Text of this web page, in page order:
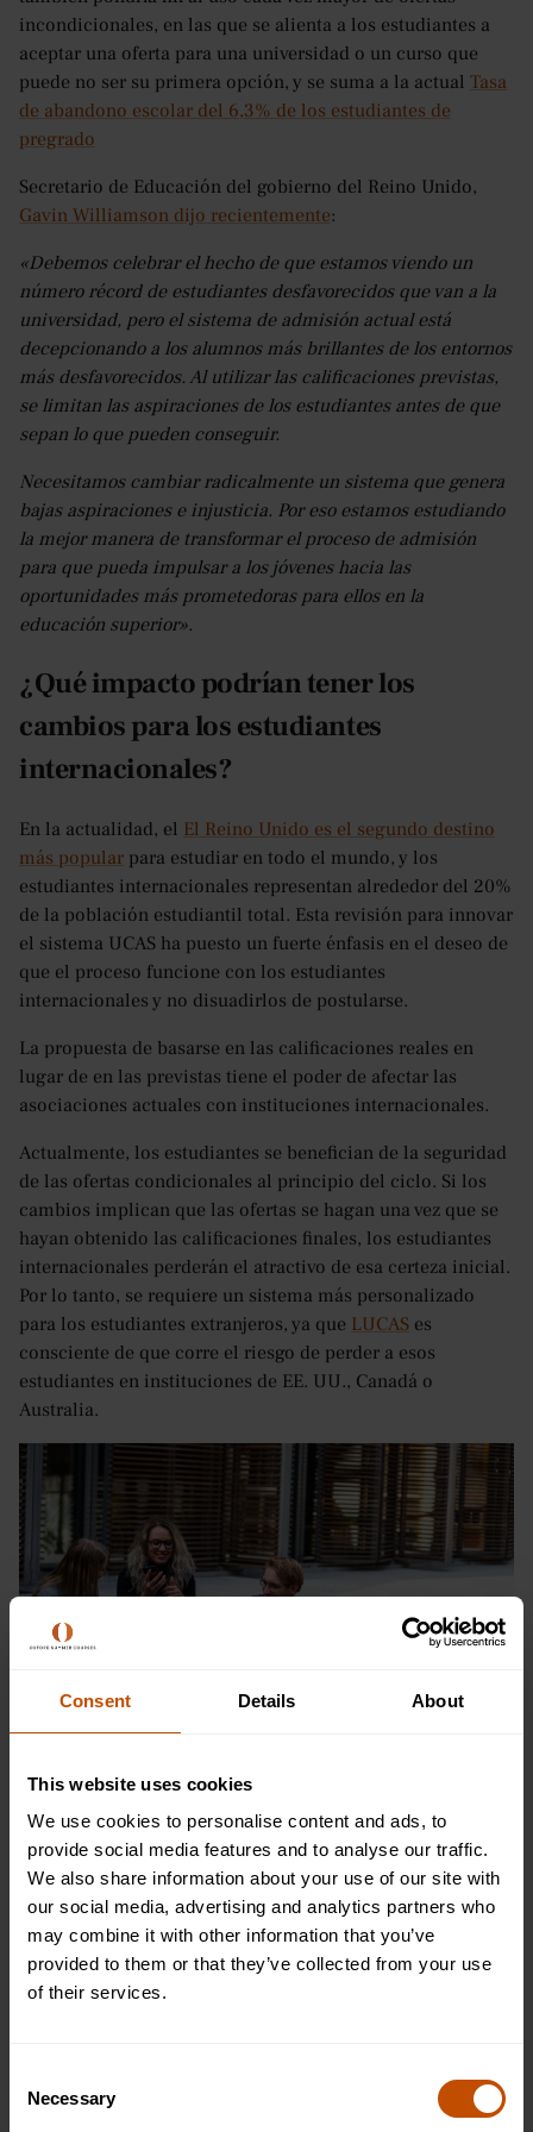
Consent Details About
This website uses cookies
We use cookies to personalise content and ads, to
provide social media features and to analyse our traffic.
We also share information about your use of our site with
our social media, advertising and analytics partners who
may combine it with other information that you’ve
provided to them or that they’ve collected from your use
of their services.
Selection
Necessary
incondicionales, en las que se alienta a los estudiantes a
aceptar una oferta para una universidad o un curso que
puede no ser su primera opción, y se suma a la actual Tasa
de abandono escolar del 6,3% de los estudiantes de
pregrado
Secretario de Educación del gobierno del Reino Unido,
Gavin Williamson dijo recientemente:
«Debemos celebrar el hecho de que estamos viendo un
número récord de estudiantes desfavorecidos que van a la
universidad, pero el sistema de admisión actual está
decepcionando a los alumnos más brillantes de los entornos
más desfavorecidos. Al utilizar las calificaciones previstas,
se limitan las aspiraciones de los estudiantes antes de que
sepan lo que pueden conseguir.
Necesitamos cambiar radicalmente un sistema que genera
bajas aspiraciones e injusticia. Por eso estamos estudiando
la mejor manera de transformar el proceso de admisión
para que pueda impulsar a los jóvenes hacia las
oportunidades más prometedoras para ellos en la
educación superior».
¿Qué impacto podrían tener los
cambios para los estudiantes
internacionales?
En la actualidad, el El Reino Unido es el segundo destino
más popular para estudiar en todo el mundo, y los
estudiantes internacionales representan alrededor del 20%
de la población estudiantil total. Esta revisión para innovar
el sistema UCAS ha puesto un fuerte énfasis en el deseo de
que el proceso funcione con los estudiantes
internacionales y no disuadirlos de postularse.
La propuesta de basarse en las calificaciones reales en
lugar de en las previstas tiene el poder de afectar las
asociaciones actuales con instituciones internacionales.
Actualmente, los estudiantes se benefician de la seguridad
de las ofertas condicionales al principio del ciclo. Si los
cambios implican que las ofertas se hagan una vez que se
hayan obtenido las calificaciones finales, los estudiantes
internacionales perderán el atractivo de esa certeza inicial.
Por lo tanto, se requiere un sistema más personalizado
para los estudiantes extranjeros, ya que LUCAS es
consciente de que corre el riesgo de perder a esos
estudiantes en instituciones de EE. UU., Canadá o
Australia.
¿Qué piensan otros grupos educativos
sobre los cambios?
Muchos grupos del sector educativo han hablado sobre el
plan para revisar el actual sistema de calificaciones
previstas de la UCAS, destacando los beneficios de pasar a
un proceso de admisión posterior a la calificación.
sobre la decisión de Gavin Williamson, diciendo
recientemente: